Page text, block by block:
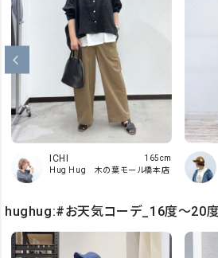
ICHI
Hug Hug 木の葉モール橋本店
165cm
hughug:#お天気コーデ_16度～20